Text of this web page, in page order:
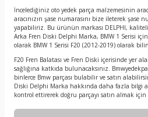
İncelediğiniz oto yedek parça malzemesinin
aracınızın şase numarasını bize ileterek şase
yapabiliriz. Bu ürünün markası DELPHI,
Arka Fren Diski Delphi Marka, BMW 1 Serisi
olarak BMW 1 Serisi F20 (2012-2019) olarak
F20 Fren Balatası ve Fren Diski içerisinde yer
sağlığına katkıda bulunacaksınız.
binlerce Bmw parçası bulabilir ve satın
Diski Delphi Marka hakkında daha fazla bilgi
kontrol ettirerek doğru parçayı satın almak